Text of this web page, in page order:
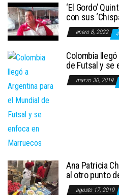
‘El Gordo’
con sus
enero 8, 2022 4
Colombia
de Futsal y se
marzo 30, 2019
Ana Patricia
al otro punto
agosto 17, 2019